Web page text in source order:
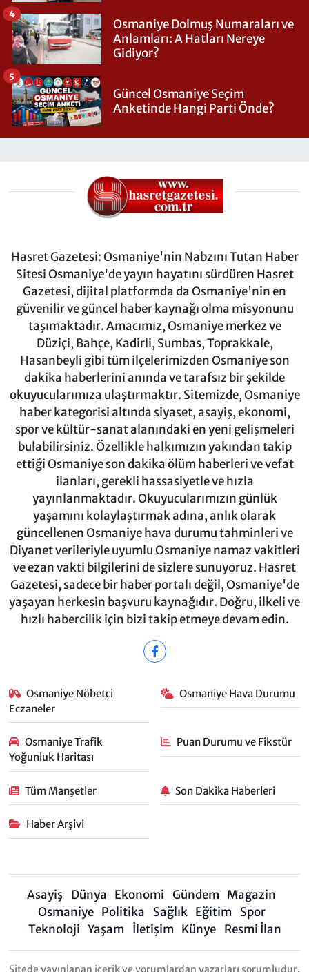
Osmaniye Dolmuş Numaraları ve
Anlamları: A Hatları Nereye
Gidiyor?
4
Güncel Osmaniye Seçim
Anketinde Hangi Parti Önde?
5
Hasret Gazetesi: Osmaniye'nin Nabzını Tutan Haber
Sitesi Osmaniye'de yayın hayatını sürdüren Hasret
Gazetesi, dijital platformda da Osmaniye'nin en
güvenilir ve güncel haber kaynağı olma misyonunu
taşımaktadır. Amacımız, Osmaniye merkez ve
Düziçi, Bahçe, Kadirli, Sumbas, Toprakkale,
Hasanbeyli gibi tüm ilçelerimizden Osmaniye son
dakika haberlerini anında ve tarafsız bir şekilde
okuyucularımıza ulaştırmaktır. Sitemizde, Osmaniye
haber kategorisi altında siyaset, asayiş, ekonomi,
spor ve kültür-sanat alanındaki en yeni gelişmeleri
bulabilirsiniz. Özellikle halkımızın yakından takip
ettiği Osmaniye son dakika ölüm haberleri ve vefat
ilanları, gerekli hassasiyetle ve hızla
yayınlanmaktadır. Okuyucularımızın günlük
yaşamını kolaylaştırmak adına, anlık olarak
güncellenen Osmaniye hava durumu tahminleri ve
Diyanet verileriyle uyumlu Osmaniye namaz vakitleri
ve ezan vakti bilgilerini de sizlere sunuyoruz. Hasret
Gazetesi, sadece bir haber portalı değil, Osmaniye'de
yaşayan herkesin başvuru kaynağıdır. Doğru, ilkeli ve
hızlı habercilik için bizi takip etmeye devam edin.
Osmaniye Nöbetçi
Eczaneler
Osmaniye Hava Durumu
Osmaniye Trafik
Yoğunluk Haritası
Puan Durumu ve Fikstür
Tüm Manşetler Son Dakika Haberleri
Haber Arşivi
Asayiş Dünya Ekonomi Gündem Magazin
Osmaniye Politika Sağlık Eğitim
Spor
Teknoloji Yaşam İletişim Künye Resmi İlan
Sitede yayınlanan içerik ve yorumlardan yazarları sorumludur.